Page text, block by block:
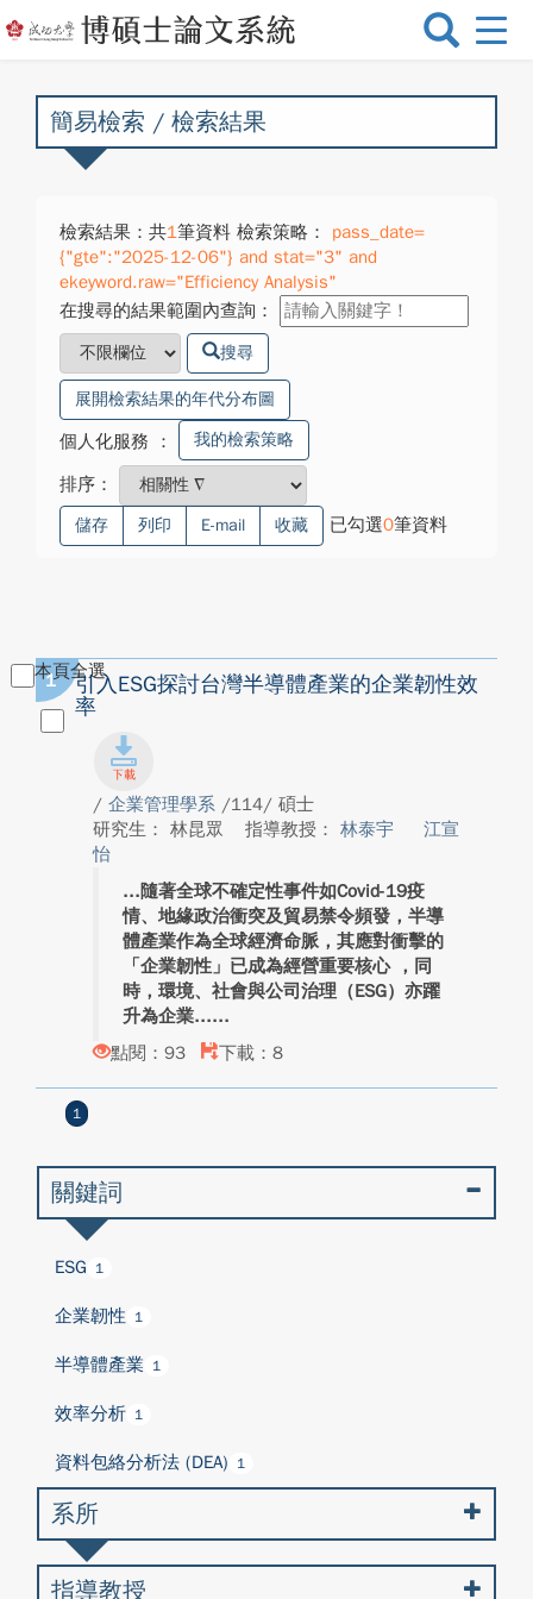
選
換
簡易檢索 / 檢索結果
檢索結果：共1筆資料 檢索策略：
pass_date=
{"gte":"2025-12-06"} and stat="3" and
ekeyword.raw="Efficiency Analysis"
在搜尋的結果範圍內查詢：
搜尋
展開檢索結果的年代分布圖
個人化服務 ： 我的檢索策略
排序：
儲存 列印 E-mail 收藏 已勾選0筆資料
本頁全選
1
引入ESG探討台灣半導體產業的企業韌性效
率
/ 企業管理學系 /114/ 碩士
研究生： 林昆眾
指導教授： 林泰宇
江宣
怡
隨著全球不確定性事件如Covid-19疫
情、地緣政治衝突及貿易禁令頻發，半導
體產業作為全球經濟命脈，其應對衝擊的
「企業韌性」已成為經營重要核心 ，同
時，環境、社會與公司治理（ESG）亦躍
升為企業...
點閱：93
下載：8
1
關鍵詞
ESG 1
企業韌性 1
半導體產業 1
效率分析 1
資料包絡分析法 (DEA) 1
系所
指導教授